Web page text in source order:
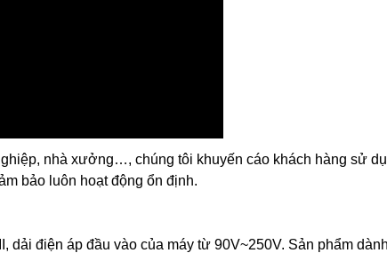
nhà xưởng…, chúng tôi khuyến cáo khách hàng sử
bảo luôn hoạt động ổn định.
dải điện áp đầu vào của máy từ 90V~250V. Sản phẩm